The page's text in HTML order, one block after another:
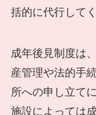
括的に代行してく
成年後見制度は
産管理や法的手
所への申し立て
施設によっては